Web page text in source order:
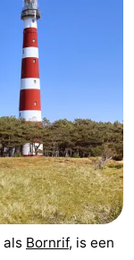
als Bornrif, is een